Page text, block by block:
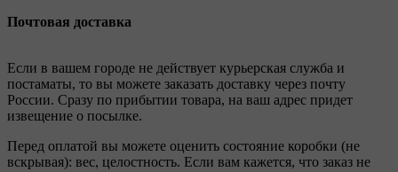
Почтовая доставка
Если в вашем городе не действует курьерская служба и
постаматы, то вы можете заказать доставку через почту
России. Сразу по прибытии товара, на ваш адрес придет
извещение о посылке.
Перед оплатой вы можете оценить состояние коробки (не
вскрывая): вес, целостность. Если вам кажется, что заказ не